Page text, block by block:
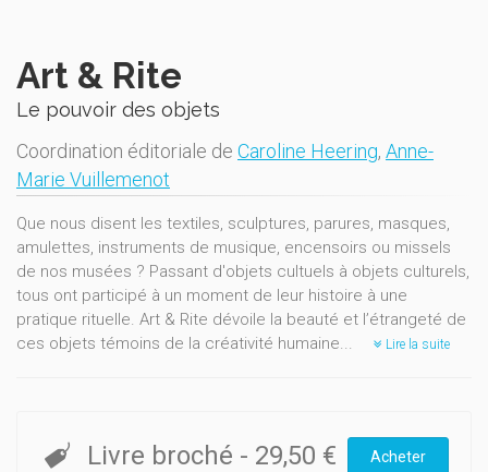
Art & Rite
Le pouvoir des objets
Coordination éditoriale de Caroline Heering, Anne-
Marie Vuillemenot
Que nous disent les textiles, sculptures, parures, masques,
amulettes, instruments de musique, encensoirs ou missels
de nos musées ? Passant d'objets cultuels à objets culturels,
tous ont participé à un moment de leur histoire à une
pratique rituelle. Art & Rite dévoile la beauté et l’étrangeté de
ces objets témoins de la créativité humaine...
Lire la suite
Livre broché - 29,50 € Acheter